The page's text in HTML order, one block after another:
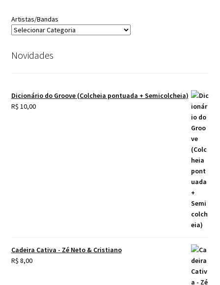
Artistas/Bandas
Novidades
Dicionário do Groove (Colcheia pontuada + Semicolcheia)
R$ 10,00
Cadeira Cativa - Zé Neto & Cristiano
R$ 8,00